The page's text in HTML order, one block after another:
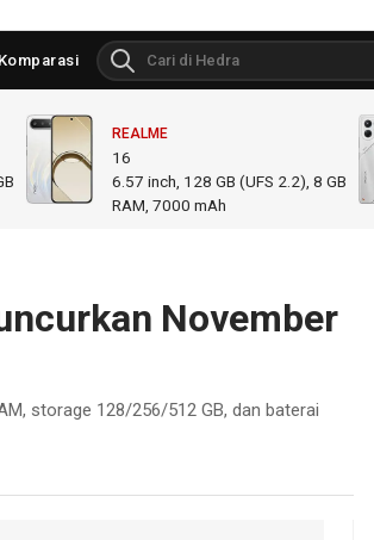
Komparasi
REALME
16
6.57 inch, 128 GB (UFS 2.2), 8 GB
RAM 7000 mAh
November
storage 128/256/512 GB, dan baterai